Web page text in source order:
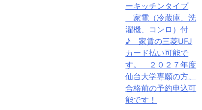
ーキッチンタイプ
家電（冷蔵庫、洗
濯機、コンロ）付
♪ 家賃の三菱UFJ
カード払い可能で
す。 ２０２７年度
仙台大学専願の方、
合格前の予約申込可
能です！